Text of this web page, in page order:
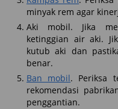
minyak rem agar
Aki mobil. Jika
ketinggian air aki.
kutub aki dan
benar.
Ban mobil. Periksa
rekomendasi
penggantian.